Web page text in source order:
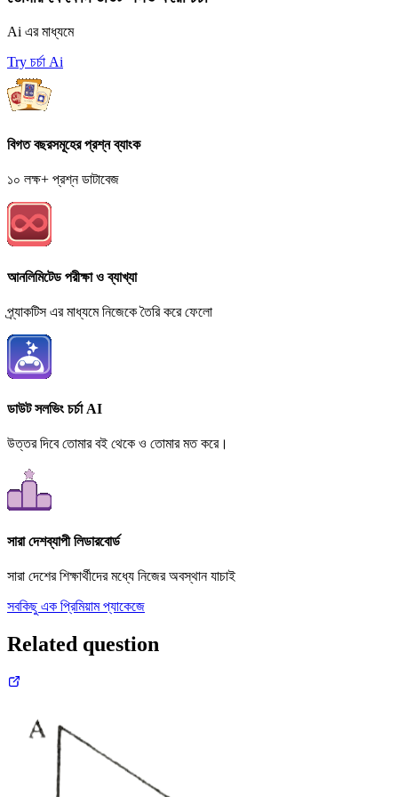
Ai এর মাধ্যমে
Try চর্চা Ai
বিগত বছরসমূহের প্রশ্ন ব্যাংক
১০ লক্ষ+ প্রশ্ন ডাটাবেজ
আনলিমিটেড পরীক্ষা ও ব্যাখ্যা
প্র্যাকটিস এর মাধ্যমে নিজেকে তৈরি করে ফেলো
ডাউট সলভিং চর্চা AI
উত্তর দিবে তোমার বই থেকে ও তোমার মত করে।
সারা দেশব্যাপী লিডারবোর্ড
সারা দেশের শিক্ষার্থীদের মধ্যে নিজের অবস্থান যাচাই
সবকিছু এক প্রিমিয়াম প্যাকেজে
Related question